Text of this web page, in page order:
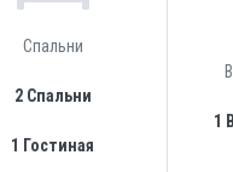
Спальни
2 Спальни
1 Гостиная
1